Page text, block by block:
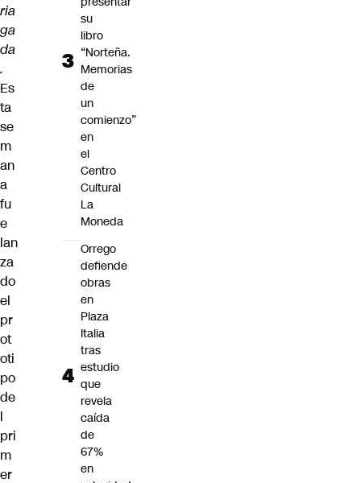
ria
ga
da
.
Es
ta
se
m
an
a
fu
e
lan
za
do
el
pr
ot
oti
po
de
l
pri
m
er
su
libro
“Norteña.
Memorias
de
un
comienzo”
en
el
Centro
Cultural
La
Moneda
Orrego
defiende
obras
en
Plaza
Italia
tras
estudio
que
revela
caída
de
67%
en